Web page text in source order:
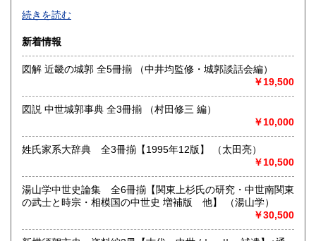
当店は、適格請求書発行事業者です。
適格請求書発行事業者登録番号：T8080001012673
昭和23年創業、静岡県古書籍商組合連合会加盟の古書店で
す。
通販にて3万点出品中、卸売を含め多彩な販売ルートで
倉庫のため、中をご覧いただくことはできません。
持込買取や、倉庫にて商品の受取ご希望の方は、事前にご連
静岡市内に店舗もございます。
静岡市葵区七間町13-20 石渡ビル1F TEL:054-269-4117
沿線名：静鉄バス 水梨東高線
最寄駅：郷堂バス停 徒歩5分
定休日：年中無休
続きを読む
新着情報
図解 近畿の城郭 全5冊揃 （中井均監修・城郭談話会編）
￥19,500
図説 中世城郭事典 全3冊揃 （村田修三 編）
￥10,000
姓氏家系大辞典 全3冊揃【1995年12版】 （太田亮）
￥10,500
湯山学中世史論集 全6冊揃【関東上杉氏の研究・中世南関東
の武士と時宗・相模国の中世史 増補版 他】 （湯山学）
￥30,500